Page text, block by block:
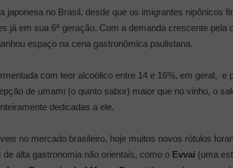
japonesa no Brasil, desde que os imigrantes nipônicos
já em sua 6ª geração. Com a demanda crescente pela
espaço na cena gastronômica paulistana.
com teor alcoólico entre 14 e 16%, em geral,
de umami (o quinto sabor) maior que no vinho, o
dedicadas a ele.
no mercado brasileiro, hoje muitos novos rótulos
alta gastronomia não orientais, como o Evvai (uma